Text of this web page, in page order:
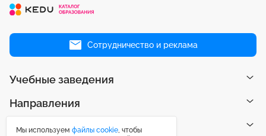
Сотрудничество и реклама
Учебные заведения
Направления
Рейтинги
Мы используем файлы cookie, чтобы